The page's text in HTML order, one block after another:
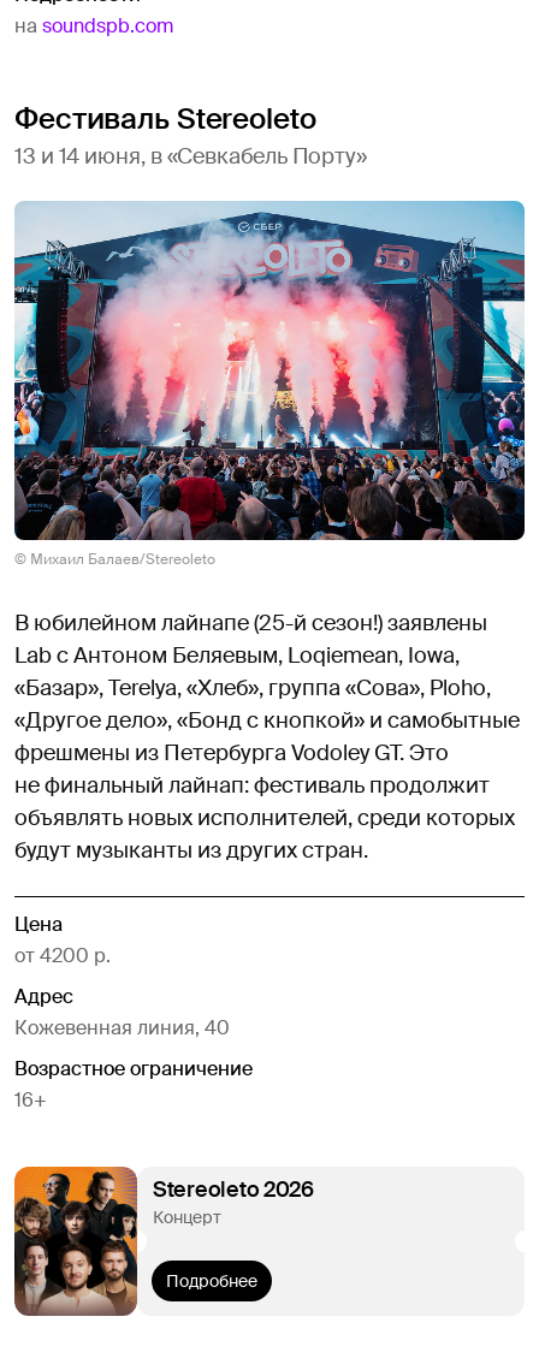
на soundspb.com
Фестиваль Stereoleto
13 и 14 июня, в «Севкабель Порту»
© Михаил Балаев/Stereoleto
В юбилейном лайнапе (25-й сезон!) заявлены
Lab с Антоном Беляевым, Loqiemean, Iowa,
«Базар», Terelya, «Хлеб», группа «Сова», Ploho,
«Другое дело», «Бонд с кнопкой» и самобытные
фрешмены из Петербурга Vodoley GT. Это
не финальный лайнап: фестиваль продолжит
объявлять новых исполнителей, среди которых
будут музыканты из других стран.
Цена
от 4200 р.
Адрес
Кожевенная линия, 40
Возрастное ограничение
16+
Stereoleto 2026
Концерт
Подробнее